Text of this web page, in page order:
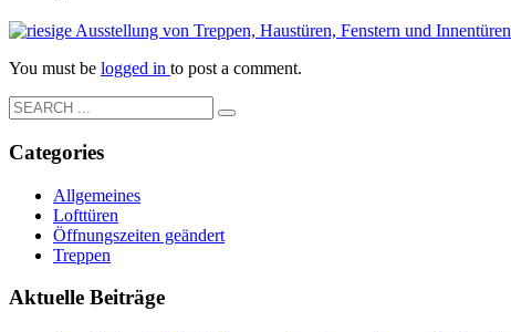
You must be logged in to post a comment.
Categories
Allgemeines
Lofttüren
Öffnungszeiten geändert
Treppen
Aktuelle Beiträge